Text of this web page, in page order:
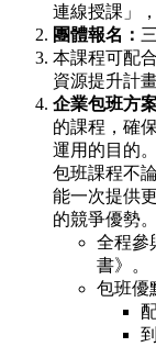
連線授課」
團體報名：
本課程可配
資源提升計
企業包班方案
的課程，確
運用的目的。
包班課程不
能一次提供
的競爭優勢。
全程參
書》。
包班優